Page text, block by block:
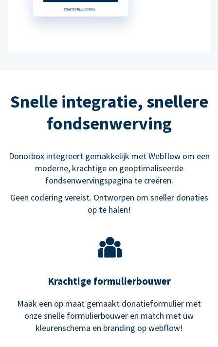
Snelle integratie, snellere
fondsenwerving
Donorbox integreert gemakkelijk met Webflow om een
moderne, krachtige en geoptimaliseerde
fondsenwervingspagina te creëren.
Geen codering vereist. Ontworpen om sneller donaties
op te halen!
Krachtige formulierbouwer
Maak een op maat gemaakt donatieformulier met
onze snelle formulierbouwer en match met uw
kleurenschema en branding op webflow!